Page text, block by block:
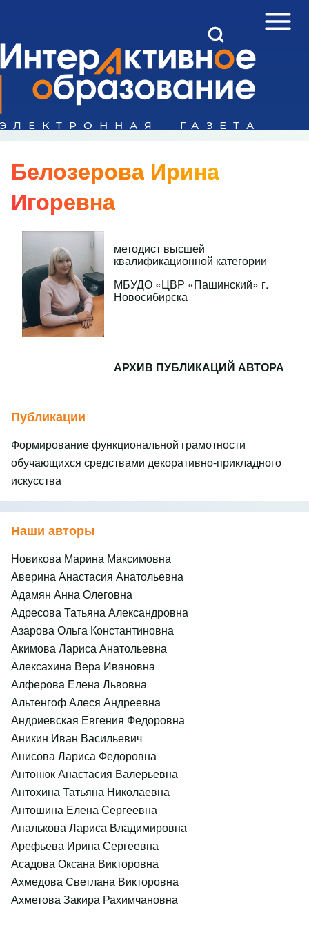
Поиск
Open Sidebar
Open Search Block
Белозерова Ирина
Игоревна
методист высшей
квалификационной категории
МБУДО «ЦВР «Пашинский» г.
Новосибирска
АРХИВ ПУБЛИКАЦИЙ АВТОРА
Публикации
Формирование функциональной грамотности
обучающихся средствами декоративно-прикладного
искусства
Наши авторы
Новикова Марина Максимовна
Аверина Анастасия Анатольевна
Адамян Анна Олеговна
Адресова Татьяна Александровна
Азарова Ольга Константиновна
Акимова Лариса Анатольевна
Алексахина Вера Ивановна
Алферова Елена Львовна
Альтенгоф Алеся Андреевна
Андриевская Евгения Федоровна
Аникин Иван Васильевич
Анисова Лариса Федоровна
Антонюк Анастасия Валерьевна
Антохина Татьяна Николаевна
Антошина Елена Сергеевна
Апалькова Лариса Владимировна
Арефьева Ирина Сергеевна
Асадова Оксана Викторовна
Ахмедова Светлана Викторовна
Ахметова Закира Рахимчановна